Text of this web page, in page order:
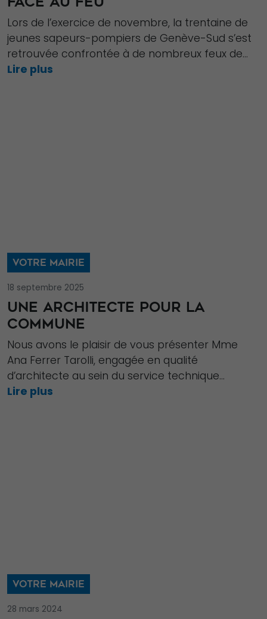
Lors de l’exercice de novembre, la trentaine de
jeunes sapeurs-pompiers de Genève-Sud s’est
retrouvée confrontée à de nombreux feux de...
Lire plus
VOTRE MAIRIE
18 septembre 2025
UNE ARCHITECTE POUR LA
COMMUNE
Nous avons le plaisir de vous présenter Mme
Ana Ferrer Tarolli, engagée en qualité
d’architecte au sein du service technique...
Lire plus
VOTRE MAIRIE
28 mars 2024